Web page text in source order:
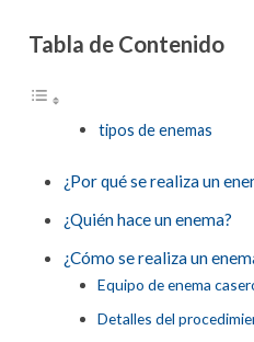
Tabla de Contenido
tipos de enemas
¿Por qué se realiza un
¿Quién hace un enema?
¿Cómo se realiza un
Equipo de enema
Detalles del